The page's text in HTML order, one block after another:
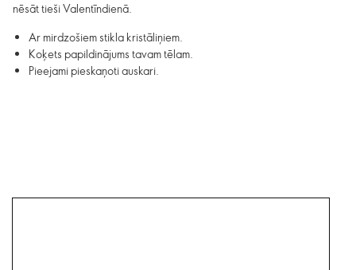
nēsāt tieši Valentīndienā.
Ar mirdzošiem stikla kristāliņiem.
Koķets papildinājums tavam tēlam.
Pieejami pieskaņoti auskari.